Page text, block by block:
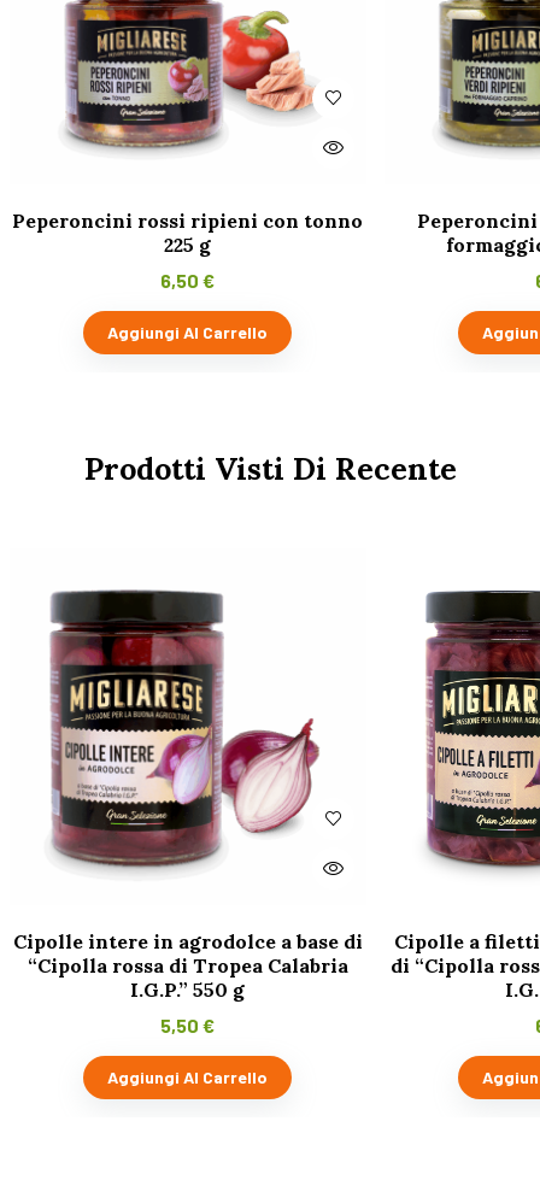
Peperoncini rossi ripieni con tonno
225 g
6,50 €
Aggiungi Al Carrello
Prodotti Visti Di Recente
Cipolle intere in agrodolce a base di
“Cipolla rossa di Tropea Calabria
I.G.P.” 550 g
5,50 €
Aggiungi Al Carrello
Cipolle a filetti
di “Cipolla